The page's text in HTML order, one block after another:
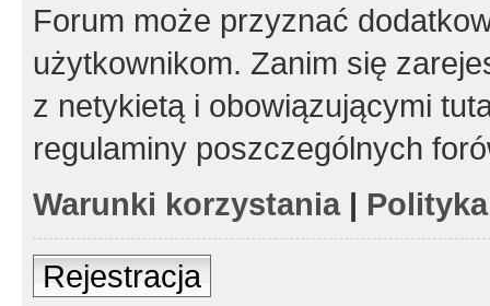
Forum może przyznać
użytkownikom. Zanim się
z netykietą i obowiązującymi
regulaminy poszczególnych
Warunki korzystania|
Rejestracja